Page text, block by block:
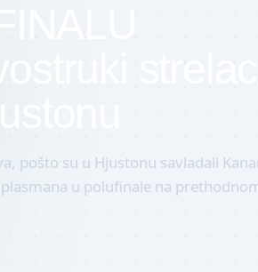
strelac,
pošto su u Hjustonu savladali
u polufinale na